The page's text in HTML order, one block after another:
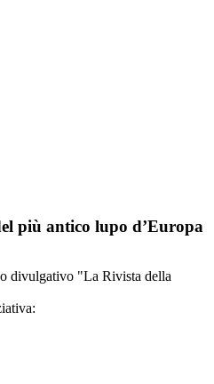
più antico lupo d’Europa
divulgativo "La Rivista della